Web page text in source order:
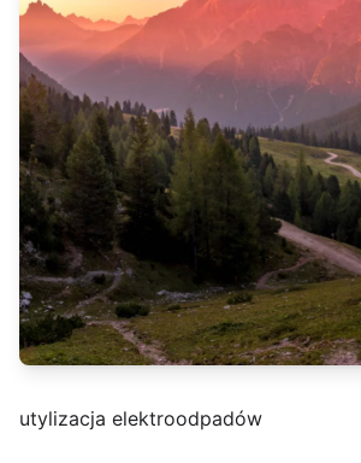
utylizacja elektroodpadów